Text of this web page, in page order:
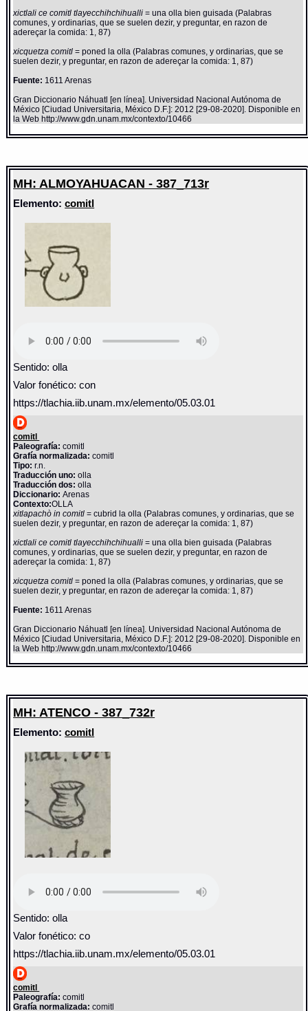
xictlali ce comitl tlayecchihchihualli= una olla bien guisada (Palabras
comunes, y ordinarias, que se suelen dezir, y preguntar, en razon de
adereçar la comida: 1, 87)
xicquetza comitl= poned la olla (Palabras comunes, y ordinarias, que se
suelen dezir, y preguntar, en razon de adereçar la comida: 1, 87)
Fuente: 1611 Arenas
Gran Diccionario Náhuatl [en línea]. Universidad Nacional Autónoma de
México [Ciudad Universitaria, México D.F.]: 2012 [29-08-2020]. Disponible en
la Web http://www.gdn.unam.mx/contexto/10466
MH: ALMOYAHUACAN - 387_713r
Elemento:comitl
Sentido: olla
Valor fonético: con
https://tlachia.iib.unam.mx/elemento/05.03.01
comitl
Paleografía: comitl
Grafía normalizada: comitl
Tipo: r.n.
Traducción uno: olla
Traducción dos: olla
Diccionario:Arenas
Contexto:OLLA
xitlapachò in comitl= cubrid la olla (Palabras comunes, y ordinarias, que se
suelen dezir, y preguntar, en razon de adereçar la comida: 1, 87)
xictlali ce comitl tlayecchihchihualli= una olla bien guisada (Palabras
comunes, y ordinarias, que se suelen dezir, y preguntar, en razon de
adereçar la comida: 1, 87)
xicquetza comitl= poned la olla (Palabras comunes, y ordinarias, que se
suelen dezir, y preguntar, en razon de adereçar la comida: 1, 87)
Fuente: 1611 Arenas
Gran Diccionario Náhuatl [en línea]. Universidad Nacional Autónoma de
México [Ciudad Universitaria, México D.F.]: 2012 [29-08-2020]. Disponible en
la Web http://www.gdn.unam.mx/contexto/10466
MH: ATENCO - 387_732r
Elemento:comitl
Sentido: olla
Valor fonético: co
https://tlachia.iib.unam.mx/elemento/05.03.01
comitl
Paleografía: comitl
Grafía normalizada: comitl